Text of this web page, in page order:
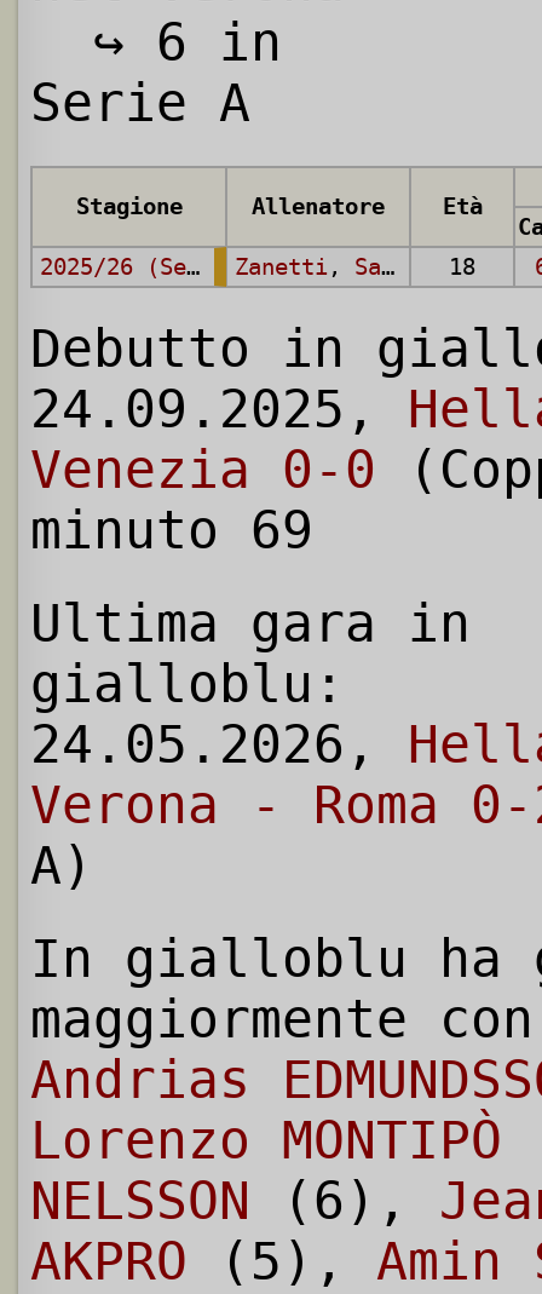
↪ 6 in
Serie A
Stagione Allenatore Età
2025/26 (Serie A) Zanetti, Sammarco 18
Debutto in
24.09.2025,
Venezia 0-0
minuto 69
Ultima gara in
gialloblu:
24.05.2026,
Verona - Roma 0-
A)
In gialloblu ha
maggiormente
Andrias
Lorenzo MONTIPÒ
NELSSON (6),
AKPRO (5), Amin